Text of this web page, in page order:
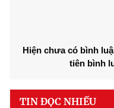
Hiện chưa có bình
tiên bình
TIN ĐỌC NHIỀU